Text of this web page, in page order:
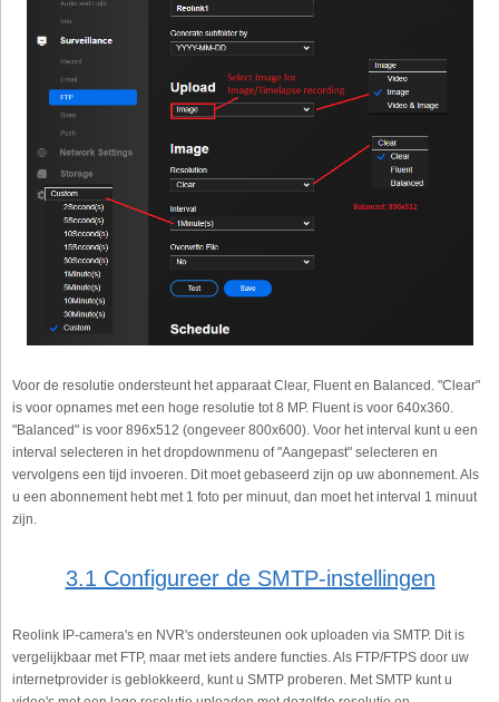
Voor de resolutie ondersteunt het apparaat Clear, Fluent en Balanced. "Clear"
is voor opnames met een hoge resolutie tot 8 MP. Fluent is voor 640x360.
"Balanced" is voor 896x512 (ongeveer 800x600). Voor het interval kunt u een
interval selecteren in het dropdownmenu of "Aangepast" selecteren en
vervolgens een tijd invoeren. Dit moet gebaseerd zijn op uw abonnement. Als
u een abonnement hebt met 1 foto per minuut, dan moet het interval 1 minuut
zijn.
3.1 Configureer de SMTP-instellingen
Reolink IP-camera's en NVR's ondersteunen ook uploaden via SMTP. Dit is
vergelijkbaar met FTP, maar met iets andere functies. Als FTP/FTPS door uw
internetprovider is geblokkeerd, kunt u SMTP proberen. Met SMTP kunt u